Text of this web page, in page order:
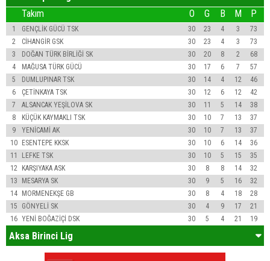
Takım
O G B M P
1 GENÇLİK GÜCÜ TSK 30 23 4 3
73
2
CİHANGİR GSK 30 23 4 3
73
3
DOĞAN TÜRK BİRLİĞİ SK 30 20 8 2
68
4
MAĞUSA TÜRK GÜCÜ 30 17 6 7
57
5
DUMLUPINAR TSK 30 14 4 12
46
6
ÇETİNKAYA TSK 30 12 6 12
42
7
ALSANCAK YEŞİLOVA SK 30 11 5 14
38
8
KÜÇÜK KAYMAKLI TSK 30 10 7 13
37
9
YENİCAMİ AK 30 10 7 13
37
10 ESENTEPE KKSK 30 10 6 14
36
11
LEFKE TSK 30 10 5 15
35
12
KARŞIYAKA ASK 30 8 8 14
32
13
MESARYA SK 30 9 5 16
32
14 MORMENEKŞE GB 30 8 4 18
28
15
GÖNYELİ SK 30 4 9 17
21
16 YENİ BOĞAZİÇİ DSK 30 5 4 21 19
Aksa Birinci Lig